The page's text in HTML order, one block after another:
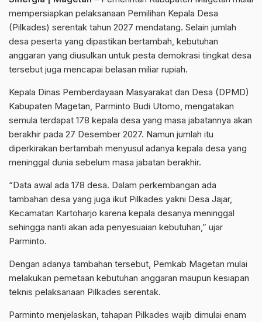
mempersiapkan pelaksanaan Pemilihan Kepala Desa
(Pilkades) serentak tahun 2027 mendatang. Selain jumlah
desa peserta yang dipastikan bertambah, kebutuhan
anggaran yang diusulkan untuk pesta demokrasi tingkat desa
tersebut juga mencapai belasan miliar rupiah.
Kepala Dinas Pemberdayaan Masyarakat dan Desa (DPMD)
Kabupaten Magetan, Parminto Budi Utomo, mengatakan
semula terdapat 178 kepala desa yang masa jabatannya akan
berakhir pada 27 Desember 2027. Namun jumlah itu
diperkirakan bertambah menyusul adanya kepala desa yang
meninggal dunia sebelum masa jabatan berakhir.
“Data awal ada 178 desa. Dalam perkembangan ada
tambahan desa yang juga ikut Pilkades yakni Desa Jajar,
Kecamatan Kartoharjo karena kepala desanya meninggal
sehingga nanti akan ada penyesuaian kebutuhan,” ujar
Parminto.
Dengan adanya tambahan tersebut, Pemkab Magetan mulai
melakukan pemetaan kebutuhan anggaran maupun kesiapan
teknis pelaksanaan Pilkades serentak.
Parminto menjelaskan, tahapan Pilkades wajib dimulai enam